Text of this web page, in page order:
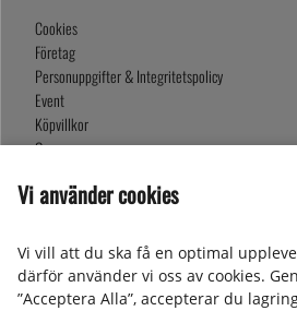
Cookies
Företag
Personuppgifter & Integritetspolicy
Event
Köpvillkor
Om oss
Våra butiker
2026 KitchenLab AB
Vi använder cookies
Vi vill att du ska få en optimal
därför använder vi oss av cookies.
”Acceptera Alla”, accepterar du